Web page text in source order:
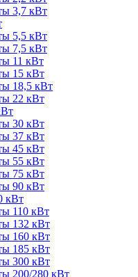
3,7 кВт
5,5 кВт
7,5 кВт
11 кВт
15 кВт
18,5 кВт
22 кВт
30 кВт
37 кВт
45 кВт
55 кВт
75 кВт
90 кВт
кВт
110 кВт
132 кВт
160 кВт
185 кВт
300 кВт
200/280 кВт